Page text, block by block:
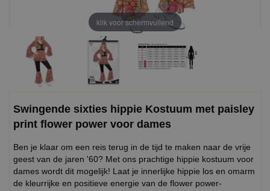
klik voor schermvullend
Swingende sixties hippie Kostuum met paisley
print flower power voor dames
Ben je klaar om een reis terug in de tijd te maken naar de vrije
geest van de jaren '60? Met ons prachtige hippie kostuum voor
dames wordt dit mogelijk! Laat je innerlijke hippie los en omarm
de kleurrijke en positieve energie van de flower power-